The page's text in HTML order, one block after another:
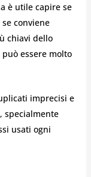
è utile capire se
conviene
chiavi dello
essere molto
imprecisi e
specialmente
usati ogni